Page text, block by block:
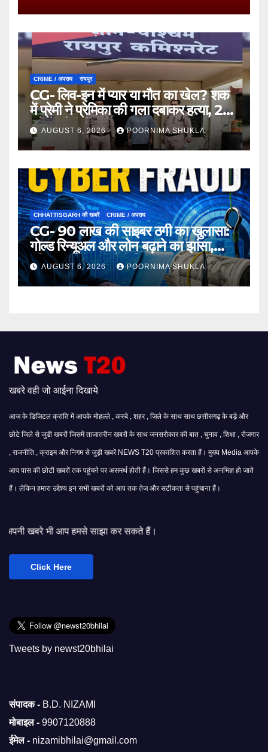
CRIME / अपराध रायपुर
CG- लिव-इन में प्यार या मौत का खेल? शक
में प्रेमी ने प्रेमिका की गला दबाकर हत्या, 24
घंटे में प्रेमी गिरफ्तार…
AUGUST 6, 2026 POORNIMA SHUKLA
CHHATTISGARH की खबरें CRIME / अपराध
CG- 90 लाख की साइबर ठगी का खुलासा:
गोल्ड रिन्यूअल और लोन बढ़ाने का झांसा,
महिला समेत 3 आरोपी गिरफ्तार…
AUGUST 6, 2026 POORNIMA SHUKLA
खबरे वही जो आईना दिखाये
आज के डिजिटल क्रांति में आपके मोहल्ले , कस्बे , शहर , जिले के साथ साथ छत्तीसगढ़ के बड़े और
छोटे जिले से जुडी खबरों जिसमें ताजातरीन खबरों के साथ जनसरोकार की बात , चुनाव , शिक्षा , रोजगार
, राजनीति , क्राइम और निगम से जुड़ी खबरें NEWS T20 प्रकाशित करता हैं। मुख्य Media आपके
आप पास की छोटी खबरों तक पहुंचने पर असमर्थ होती हैं। जिससे हम कुछ खबरों से अनभिज्ञ हो जाते
हैं। लेकिन हमारा उद्देश्य इन सभी खबरों को आप तक तेज और सटीकता से पहुंचाना हैं।
हमसे साझा कर सकते हैं।
Click Here
Tweets by newst20bhilai
संपादक - B.D. NIZAMI
मोबाइल - 9907120888
ईमेल - nizamibhilai@gmail.com